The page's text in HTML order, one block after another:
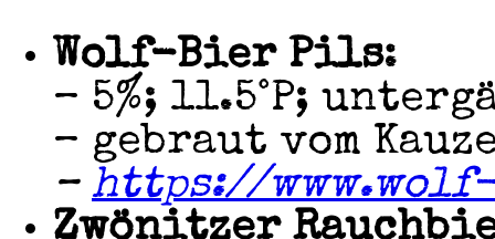
Wolf-Bier Pils:
– 5%; 11.5°P;
– gebraut vom
– https://